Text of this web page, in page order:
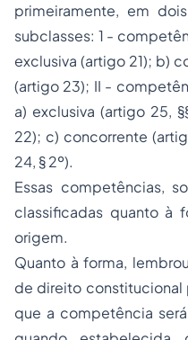
primeiramente, em
subclasses: 1 -
exclusiva (artigo 21); b)
(artigo 23); II -
a) exclusiva (artigo 25,
22); c) concorrente
24, § 2º).
Essas competências,
classificadas quanto à
origem.
Quanto à forma,
de direito constitucional
que a competência